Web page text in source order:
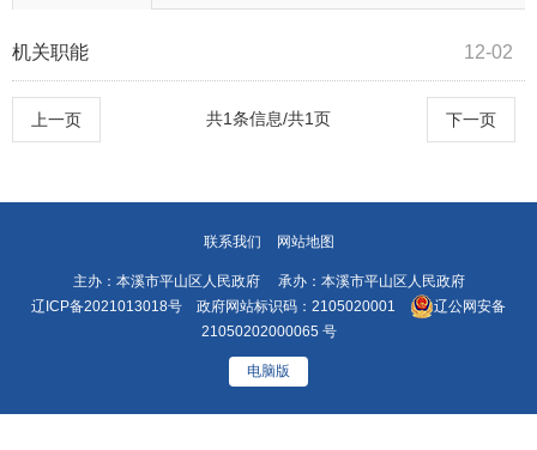
12-02
机关职能
上一页 下一页
共1条信息/共1页
联系我们 网站地图
主办：本溪市平山区人民政府 承办：本溪市平山区人民政府
辽ICP备2021013018号 政府网站标识码：2105020001
辽公网安备
21050202000065 号
电脑版